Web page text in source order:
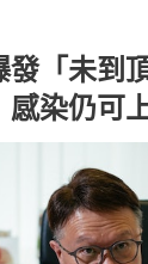
發「未
感染仍可